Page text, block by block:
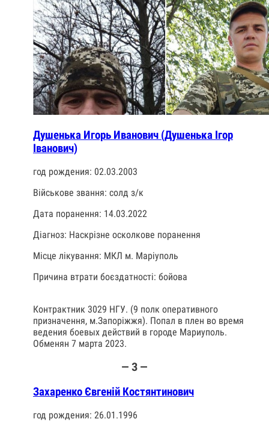
Душенька Игорь Иванович (Душенька Ігор
Іванович)
год рождения: 02.03.2003
Військове звання: солд з/к
Дата поранення: 14.03.2022
Діагноз: Наскрізне осколкове поранення
Місце лікування: МКЛ м. Маріуполь
Причина втрати боєздатності: бойова
Контрактник 3029 НГУ. (9 полк оперативного
призначення, м.Запоріжжя). Попал в плен во время
ведения боевых действий в городе Мариуполь.
Обменян 7 марта 2023.
— З —
Захаренко Євгеній Костянтинович
год рождения: 26.01.1996